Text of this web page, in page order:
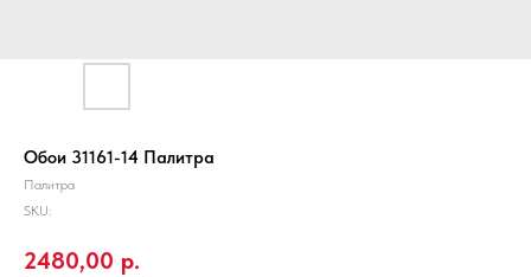
Обои 31161-14 Палитра
Палитра
SKU:
2480,00 р.